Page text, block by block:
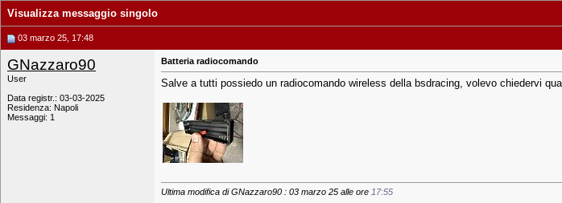
Visualizza messaggio singolo
03 marzo 25, 17:48
GNazzaro90
User
Data registr.: 03-03-2025
Residenza: Napoli
Messaggi: 1
Batteria radiocomando
Salve a tutti possiedo un radiocomando wireless della bsdracing, volevo chiedervi
Ultima modifica di GNazzaro90 : 03 marzo 25 alle ore 17:55